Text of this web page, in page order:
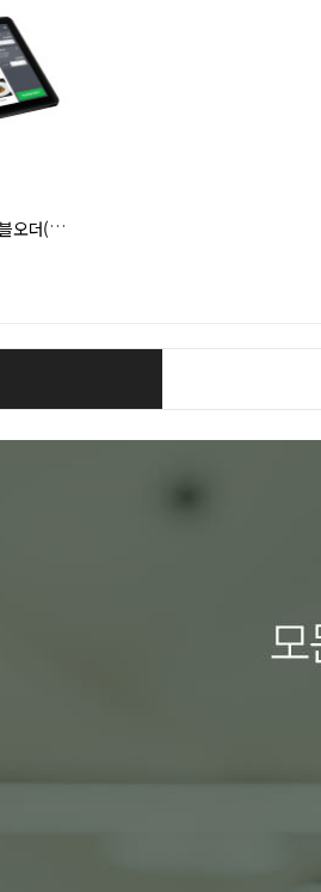
[
바로더]10.1" 바로더 테이블오더(일시불 구매)